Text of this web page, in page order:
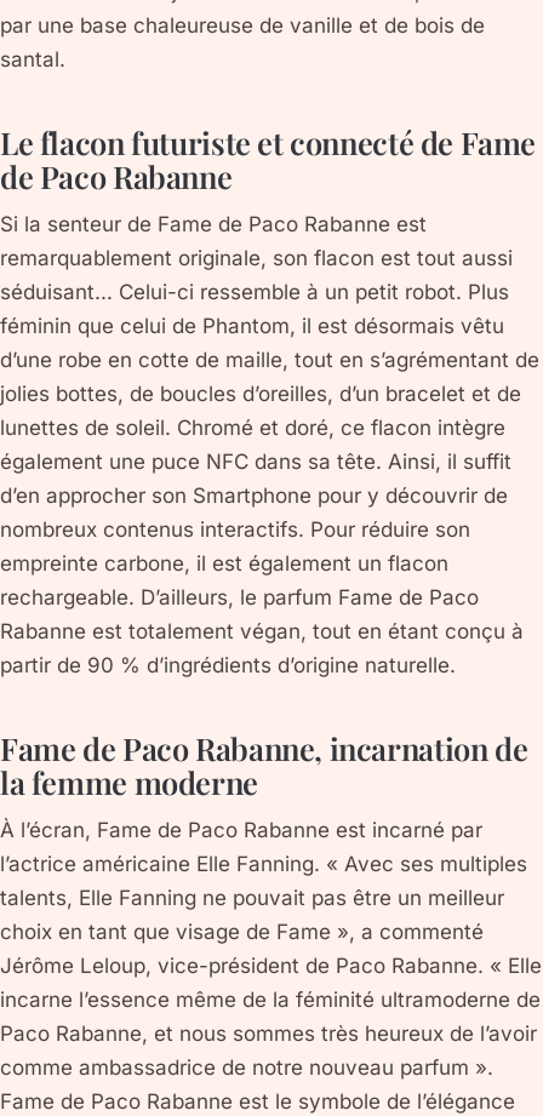
par une base chaleureuse de vanille et de bois de
santal.
Le flacon futuriste et connecté de Fame
de Paco Rabanne
Si la senteur de Fame de Paco Rabanne est
remarquablement originale, son flacon est tout aussi
séduisant... Celui-ci ressemble à un petit robot. Plus
féminin que celui de Phantom, il est désormais vêtu
d’une robe en cotte de maille, tout en s’agrémentant de
jolies bottes, de boucles d’oreilles, d’un bracelet et de
lunettes de soleil. Chromé et doré, ce flacon intègre
également une puce NFC dans sa tête. Ainsi, il suffit
d’en approcher son Smartphone pour y découvrir de
nombreux contenus interactifs. Pour réduire son
empreinte carbone, il est également un flacon
rechargeable. D’ailleurs, le parfum Fame de Paco
Rabanne est totalement végan, tout en étant conçu à
partir de 90 % d’ingrédients d’origine naturelle.
Fame de Paco Rabanne, incarnation de
la femme moderne
À l’écran, Fame de Paco Rabanne est incarné par
l’actrice américaine Elle Fanning. « Avec ses multiples
talents, Elle Fanning ne pouvait pas être un meilleur
choix en tant que visage de Fame », a commenté
Jérôme Leloup, vice-président de Paco Rabanne. « Elle
incarne l’essence même de la féminité ultramoderne de
Paco Rabanne, et nous sommes très heureux de l’avoir
comme ambassadrice de notre nouveau parfum ».
Fame de Paco Rabanne est le symbole de l’élégance